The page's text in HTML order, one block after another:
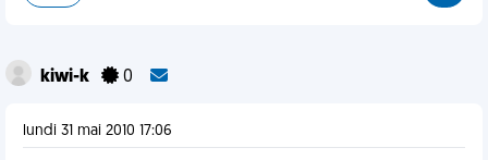
kiwi-k 0
lundi 31 mai 2010 17:06